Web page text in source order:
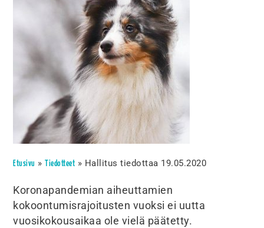
Etusivu » Tiedotteet » Hallitus tiedottaa 19.05.2020
Koronapandemian aiheuttamien
kokoontumisrajoitusten vuoksi ei uutta
vuosikokousaikaa ole vielä päätetty.